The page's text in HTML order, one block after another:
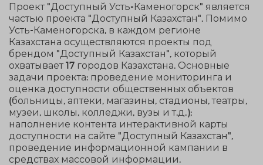
Проект "Доступный Усть-Каменогорск" является
частью проекта "Доступный Казахстан". Помимо
Усть-Каменогорска, в каждом регионе
Казахстана осуществляются проекты под
брендом "Доступный Казахстан", который
охватывает 17 городов Казахстана. Основные
задачи проекта: проведение мониторинга и
оценка доступности общественных объектов
(больницы, аптеки, магазины, стадионы, театры,
музеи, школы, колледжи, вузы и т.д.);
наполнение контента интерактивной карты
доступности на сайте "Доступный Казахстан",
проведение информационной кампании в
средствах массовой информации.